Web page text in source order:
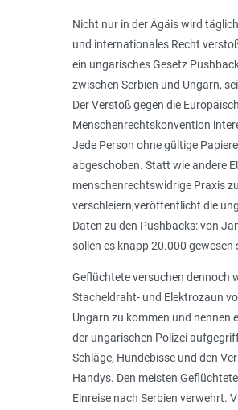
Nicht nur in der Ägäis wird
und internationales Recht
ein ungarisches Gesetz
zwischen Serbien und Ungarn,
Der Verstoß gegen die
Menschenrechtskonvention
Jede Person ohne gültige
abgeschoben. Statt wie andere
menschenrechtswidrige Praxis zu
verschleiern,veröffentlicht die
Daten zu den Pushbacks: von
sollen es knapp 20.000 gewesen
Geflüchtete versuchen dennoch
Stacheldraht- und Elektrozaun
Ungarn zu kommen und nennen
der ungarischen Polizei
Schläge, Hundebisse und den
Handys. Den meisten
Einreise nach Serbien verwehrt.